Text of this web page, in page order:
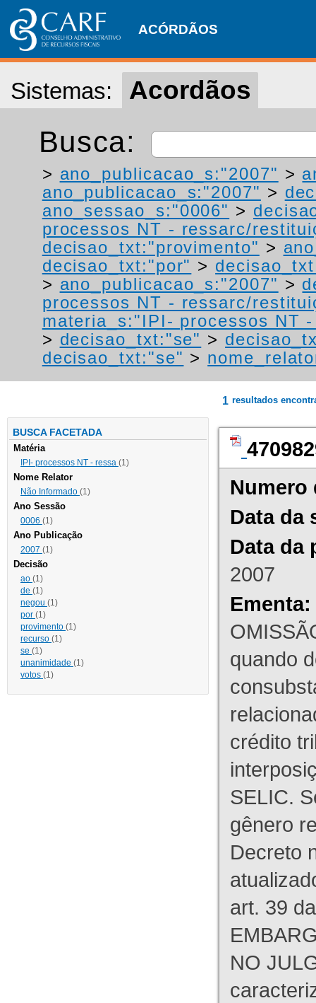
ACÓRDÃOS
Sistemas: Acordãos
Busca:
> ano_publicacao_s:"2007" >
ano_publicacao_s:"2007" >
ano_sessao_s:"0006" >
processos NT - ressarc/
decisao_txt:"provimento" >
decisao_txt:"por" >
> ano_publicacao_s:"2007" >
processos NT - ressarc/
materia_s:"IPI- processos NT
> decisao_txt:"se" >
decisao_txt:"se" >
BUSCA FACETADA
Matéria
IPI- processos NT - ressa (1)
Nome Relator
Não Informado (1)
Ano Sessão
0006 (1)
Ano Publicação
2007 (1)
Decisão
ao (1)
de (1)
negou (1)
por (1)
provimento (1)
recurso (1)
se (1)
unanimidade (1)
votos (1)
1 resultados
Numero
Data da
Data da
2007
Ementa:
quando
crédito
SELIC.
gênero
Decreto
art. 39
NO